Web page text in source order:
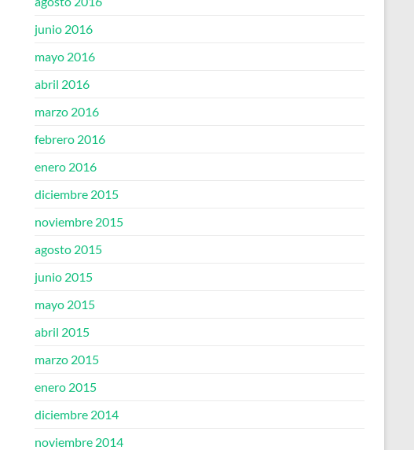
junio 2016
mayo 2016
abril 2016
marzo 2016
febrero 2016
enero 2016
diciembre 2015
noviembre 2015
agosto 2015
junio 2015
mayo 2015
abril 2015
marzo 2015
enero 2015
diciembre 2014
noviembre 2014